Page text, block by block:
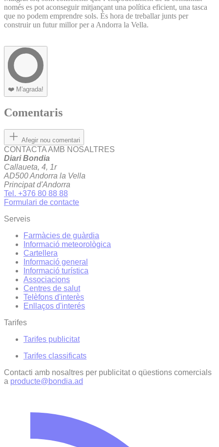
només es pot aconseguir mitjançant una política eficient, una tasca
que no podem emprendre sols. És hora de treballar junts per
construir un futur millor per a Andorra la Vella.
❤️ M'agrada!
Comentaris
Afegir nou comentari
CONTACTA AMB NOSALTRES
Diari Bondia
Callaueta, 4, 1r
AD500 Andorra la Vella
Principat d'Andorra
Tel. +376 80 88 88
Formulari de contacte
Serveis
Farmàcies de guàrdia
Informació meteorològica
Cartellera
Informació general
Informació turística
Associacions
Centres de salut
Telèfons d'interès
Enllaços d'interés
Tarifes
Tarifes publicitat
Tarifes classificats
Contacti amb nosaltres per publicitat o qüestions comercials
a producte@bondia.ad